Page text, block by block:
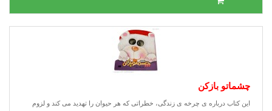
چشماتو بازکن
این کتاب درباره ی چرخه ی زندگی، خطراتی که هر حیوان را تهدید می کند و لزوم